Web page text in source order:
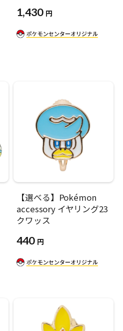
1,430 円
【選べる】Pokémon
accessory イヤリング23
クワッス
440 円